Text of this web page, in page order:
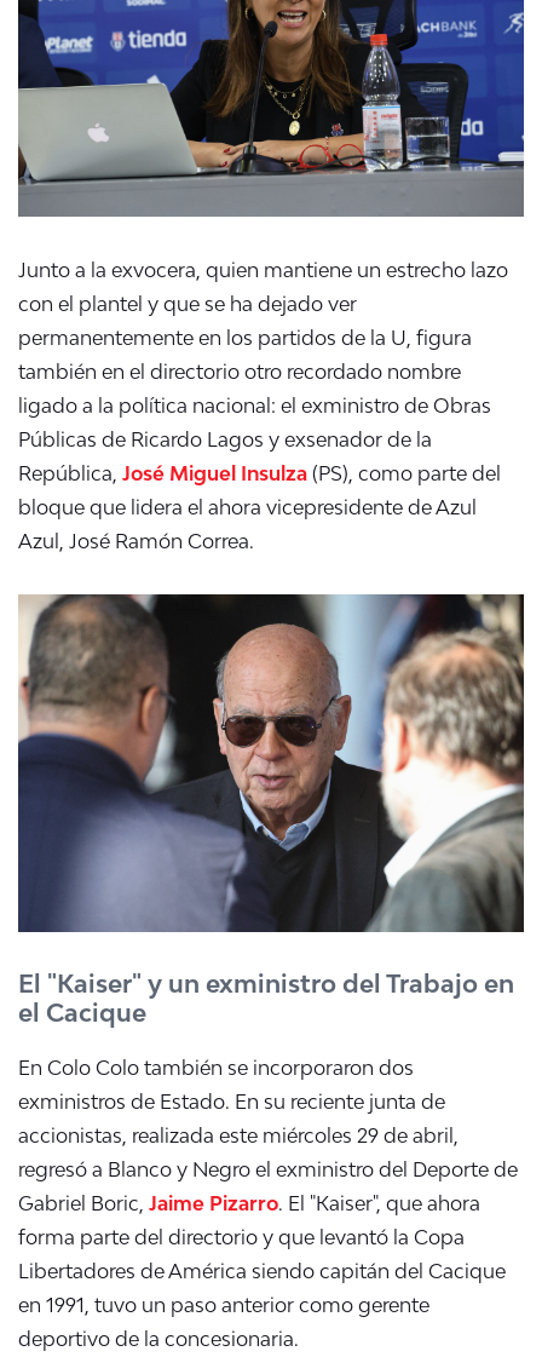
Junto a la exvocera, quien mantiene un estrecho lazo
con el plantel y que se ha dejado ver
permanentemente en los partidos de la U, figura
también en el directorio otro recordado nombre
ligado a la política nacional: el exministro de Obras
Públicas de Ricardo Lagos y exsenador de la
República, José Miguel Insulza (PS), como parte del
bloque que lidera el ahora vicepresidente de Azul
Azul, José Ramón Correa.
El "Kaiser" y un exministro del Trabajo en
el Cacique
En Colo Colo también se incorporaron dos
exministros de Estado. En su reciente junta de
accionistas, realizada este miércoles 29 de abril,
regresó a Blanco y Negro el exministro del Deporte de
Gabriel Boric, Jaime Pizarro. El "Kaiser", que ahora
forma parte del directorio y que levantó la Copa
Libertadores de América siendo capitán del Cacique
en 1991, tuvo un paso anterior como gerente
deportivo de la concesionaria.